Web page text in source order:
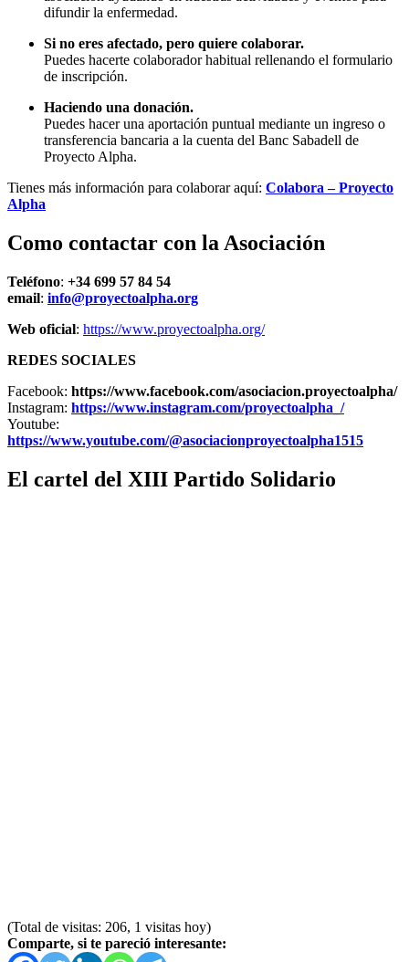
difundir la enfermedad.
Si no eres afectado, pero quiere colaborar.
Puedes hacerte colaborador habitual rellenando el formulario
de inscripción.
Haciendo una donación.
Puedes hacer una aportación puntual mediante un ingreso o
transferencia bancaria a la cuenta del Banc Sabadell de
Proyecto Alpha.
Tienes más información para colaborar aquí: Colabora – Proyecto
Alpha
Como contactar con la Asociación
Teléfono: +34 699 57 84 54
email: info@proyectoalpha.org
Web oficial: https://www.proyectoalpha.org/
REDES SOCIALES
Facebook: https://www.facebook.com/asociacion.proyectoalpha/
Instagram: https://www.instagram.com/proyectoalpha_/
Youtube:
https://www.youtube.com/@asociacionproyectoalpha1515
El cartel del XIII Partido Solidario
(Total de visitas: 206, 1 visitas hoy)
Comparte, si te pareció interesante: